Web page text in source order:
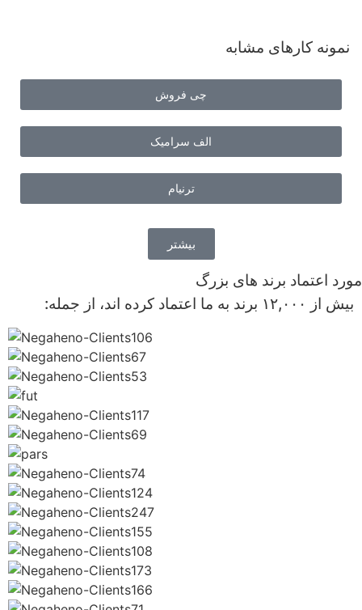
نمونه کارهای مشابه
چی فروش
الف سرامیک
ترنیام
بیشتر
مورد اعتماد برند های بزرگ
بیش از ۱۲,۰۰۰ برند به ما اعتماد کرده اند، از جمله: